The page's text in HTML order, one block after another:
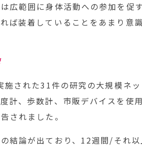
広範囲に身体活動への参加を促
ば装着していることをあまり意
された31件の研究の大規模ネ
計、歩数計、市販デバイスを使
されました。
結論が出ており、12週間/それ